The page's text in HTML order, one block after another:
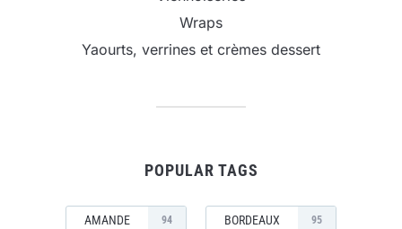
Wraps
Yaourts, verrines et crèmes dessert
POPULAR TAGS
AMANDE 94 BORDEAUX 95